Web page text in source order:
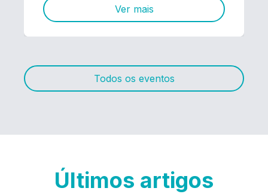
Ver mais
Todos os eventos
Últimos artigos